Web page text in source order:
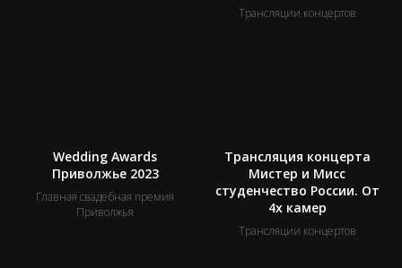
Трансляции концертов
Wedding Awards
Приволжье 2023
Главная свадебная премия
Приволжья
Трансляция концерта
Мистер и Мисс
студенчество России. От
4х камер
Трансляции концертов